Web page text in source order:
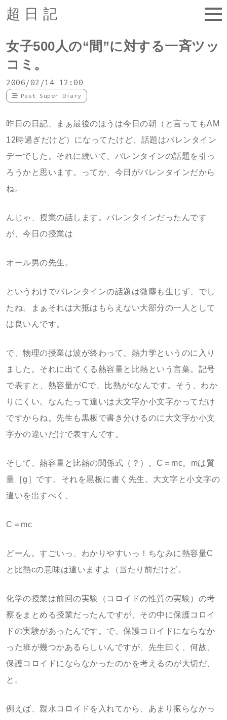
超日記
女子500人の“間”に対する一斉ツッ
コミ。
2006/02/14 12:00
Past Super Diary
昨日の日記、まぁ最後のほうは今日の朝（と言ってもAM
12時過ぎだけど）になってたけど、話題はバレンタイン
デーでした。それに続いて、バレンタインの話題を引っ
ろうかと思います。ってか、今日がバレンタインだから
ね。
んじゃ、授業の話します。バレンタインだったんです
が、今日の授業は
オール男の先生。
というわけでバレンタインの話題は微塵も生じず、でし
たね。まぁそれは大抵はもらえない大部分の一人として
は良いんです。
で、物理の授業は波が終わって、熱力学というのに入り
ました。それに出てくる熱容量と比熱という言葉。記号
で表すと、熱容量がCで、比熱がcなんです。そう、わか
りにくい。なんたって違いは大文字か小文字かってだけ
ですからね。先生も黒板で書き分けるのに大文字か小文
字かの違いだけで表すんです。
そして、熱容量と比熱の関係式（？）。C＝mc。mは質
量［g］です。それを黒板に書く先生。大文字と小文字の
違いを出すべく、
C＝mc
どーん。すごいっ、わかりやすいっ！ちなみに熱容量C
と比熱cの意味は違いますよ（当たり前だけど。
化学の授業は前回の実験（コロイドの性質の実験）の考
察をまとめる授業だったんですが、その中に保護コロイ
ドの実験があったんです。で、保護コロイドにならなか
った班が幾つかあるらしいんですが、先生曰く、何故、
保護コロイドにならなかったのかを考えるのが大切だ、
と。
例えば、親水コロイドを入れてから、あまり振らなかっ